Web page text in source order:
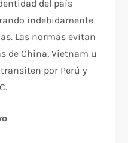
del país
indebidamente
Las normas evitan
de China, Vietnam u
por Perú y